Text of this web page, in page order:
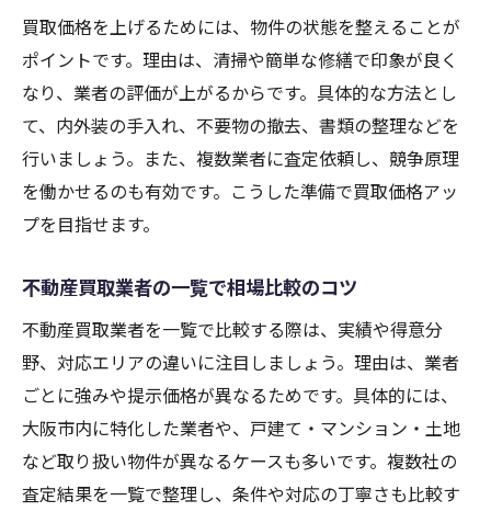
買取価格を上げるためには、物件の状態を整えることが
ポイントです。理由は、清掃や簡単な修繕で印象が良く
なり、業者の評価が上がるからです。具体的な方法とし
て、内外装の手入れ、不要物の撤去、書類の整理などを
行いましょう。また、複数業者に査定依頼し、競争原理
を働かせるのも有効です。こうした準備で買取価格アッ
プを目指せます。
不動産買取業者の一覧で相場比較のコツ
不動産買取業者を一覧で比較する際は、実績や得意分
野、対応エリアの違いに注目しましょう。理由は、業者
ごとに強みや提示価格が異なるためです。具体的には、
大阪市内に特化した業者や、戸建て・マンション・土地
など取り扱い物件が異なるケースも多いです。複数社の
査定結果を一覧で整理し、条件や対応の丁寧さも比較す